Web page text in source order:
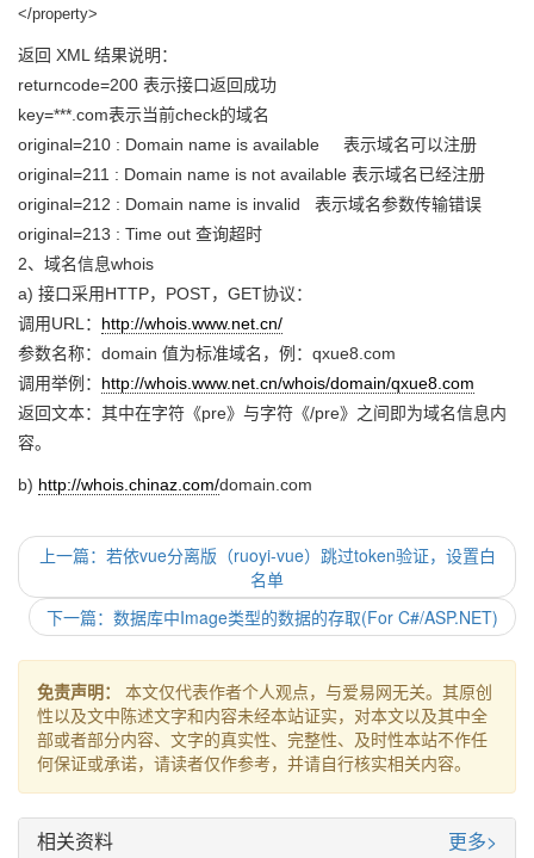
</property>
返回 XML 结果说明：
returncode=200 表示接口返回成功
key=***.com表示当前check的域名
original=210 : Domain name is available 表示域名可以注册
original=211 : Domain name is not available 表示域名已经注册
original=212 : Domain name is invalid 表示域名参数传输错误
original=213 : Time out 查询超时
2、域名信息whois
a) 接口采用HTTP，POST，GET协议：
调用URL： http://whois.www.net.cn/
参数名称：domain 值为标准域名，例：qxue8.com
调用举例： http://whois.www.net.cn/whois/domain/qxue8.com
返回文本：其中在字符《pre》与字符《/pre》之间即为域名信息内
容。
b) http://whois.chinaz.com/domain.com
上一篇：若依vue分离版（ruoyi-vue）跳过token验证，设置白
名单
下一篇：数据库中Image类型的数据的存取(For C#/ASP.NET)
免责声明：
本文仅代表作者个人观点，与爱易网无关。其原创
性以及文中陈述文字和内容未经本站证实，对本文以及其中全
部或者部分内容、文字的真实性、完整性、及时性本站不作任
何保证或承诺，请读者仅作参考，并请自行核实相关内容。
相关资料 更多>